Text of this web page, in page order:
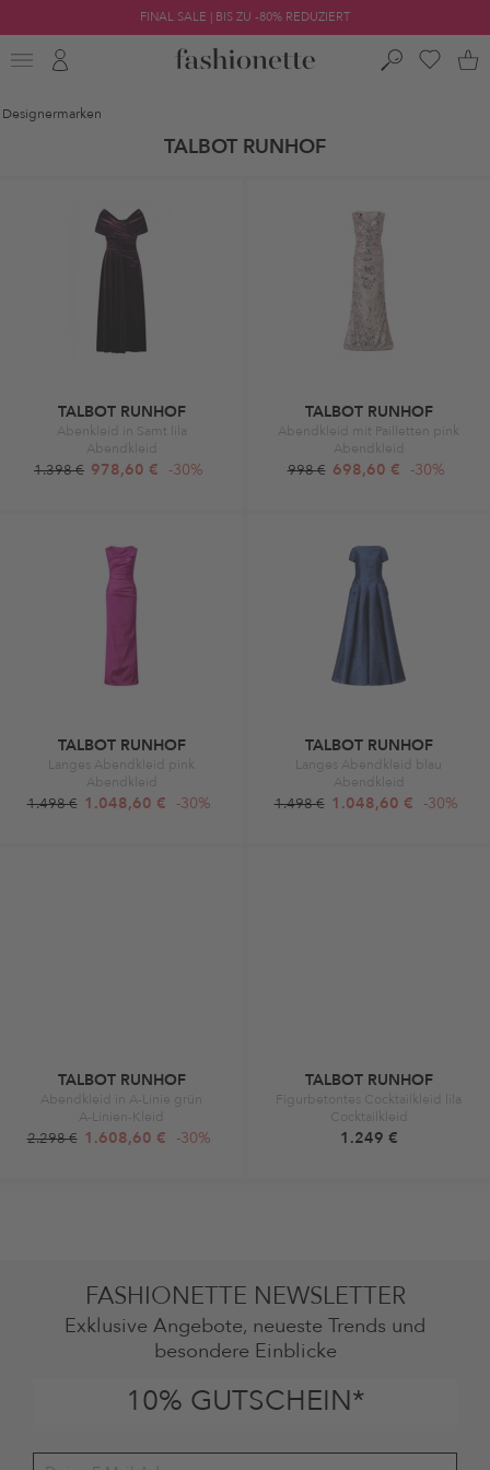
FINAL SALE | BIS ZU -80% REDUZIERT
Designermarken
TALBOT RUNHOF
TALBOT RUNHOF
Abenkleid in Samt lila
Abendkleid
1.398 € 978,60 € -30%
TALBOT RUNHOF
Abendkleid mit Pailletten pink
Abendkleid
998 € 698,60 € -30%
TALBOT RUNHOF
Langes Abendkleid pink
Abendkleid
1.498 € 1.048,60 € -30%
TALBOT RUNHOF
Langes Abendkleid blau
Abendkleid
1.498 € 1.048,60 € -30%
TALBOT RUNHOF
Abendkleid in A-Linie grün
A-Linien-Kleid
2.298 € 1.608,60 € -30%
TALBOT RUNHOF
Figurbetontes Cocktailkleid lila
Cocktailkleid
1.249 €
FASHIONETTE NEWSLETTER
Exklusive Angebote, neueste Trends und
besondere Einblicke
10% GUTSCHEIN*